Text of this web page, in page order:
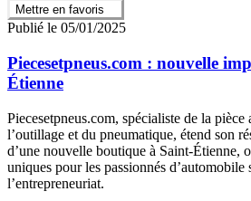
Mettre en favoris
Publié le 05/01/2025
Piecesetpneus.com : nouvelle
Étienne
Piecesetpneus.com, spécialiste de la pièce
l’outillage et du pneumatique, étend son
d’une nouvelle boutique à Saint-Étienne,
uniques pour les passionnés d’automobile
l’entrepreneuriat.